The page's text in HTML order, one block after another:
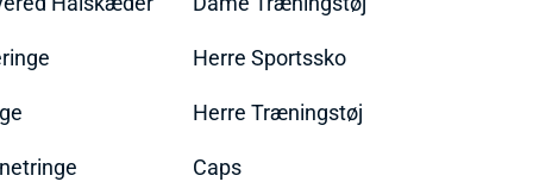
Herre Sportssko
Herre Træningstøj
Caps